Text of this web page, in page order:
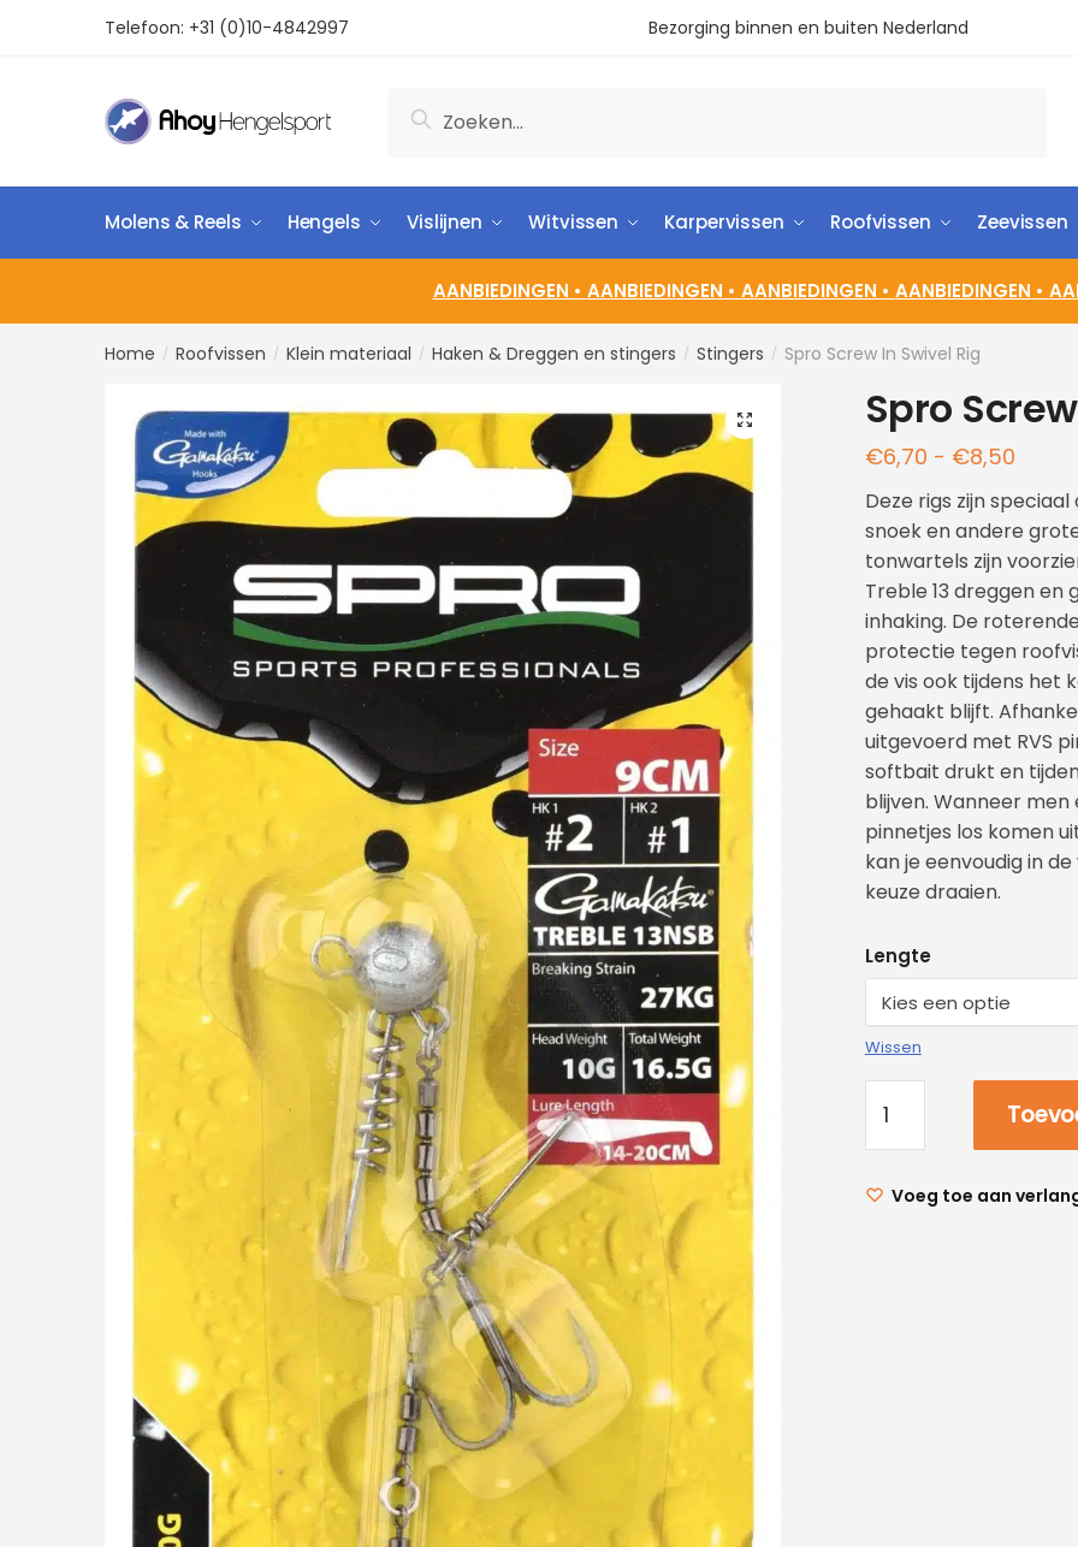
Telefoon: +31 (0)10-4842997 Bezorging binnen en buiten Nederland
Zoeken
Molens & Reels Hengels Vislijnen Witvissen Karpervissen Roofvissen Zeevissen
AANBIEDINGEN • AANBIEDINGEN • AANBIEDINGEN • AANBIEDINGEN •
Home / Roofvissen / Klein materiaal / Haken & Dreggen en stingers / Stingers / Spro Screw In Swivel Rig
🔍 Spro
€6,70 - €8,50
Deze rigs zijn
snoek en andere
tonwartels zijn
Treble 13 dreggen
inhaking. De
protectie tegen
de vis ook tijdens het
gehaakt blijft.
uitgevoerd met RVS
softbait drukt en
blijven. Wanneer men
pinnetjes los komen
kan je eenvoudig in
keuze draaien.
Lengte
Wissen
Voeg toe aan